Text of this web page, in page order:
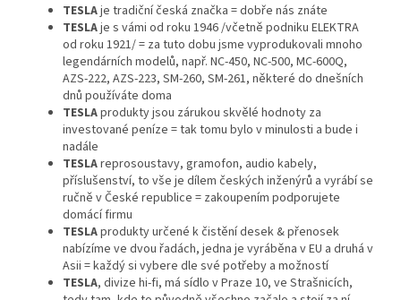
TESLAje tradiční česká značka = dobře nás znáte
TESLAje s vámi od roku 1946 /včetně podniku ELEKTRA
od roku 1921/ = za tuto dobu jsme vyprodukovali mnoho
legendárních modelů, např. NC-450, NC-500, MC-600Q,
AZS-222, AZS-223, SM-260, SM-261, některé do dnešních
dnů používáte doma
TESLAprodukty jsou zárukou skvělé hodnoty za
investované peníze = tak tomu bylo v minulosti a bude i
nadále
TESLAreprosoustavy, gramofon, audio kabely,
příslušenství, to vše je dílem českých inženýrů a vyrábí se
ručně v České republice = zakoupením podporujete
domácí firmu
TESLAprodukty určené k čistění desek & přenosek
nabízíme ve dvou řadách, jedna je vyráběna v EU a druhá v
Asii = každý si vybere dle své potřeby a možností
TESLA, divize hi-fi, má sídlo v Praze 10, ve Strašnicích,